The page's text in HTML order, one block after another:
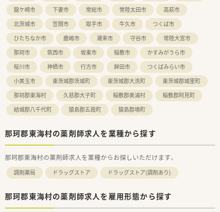
龍ケ崎市
下妻市 常総市 常陸太田市
高萩市
北茨城市
笠間市 取手市 牛久市
つくば市
ひたちなか市
鹿嶋市 潮来市 守谷市
常陸大宮市
那珂市
筑西市 坂東市 稲敷市
かすみがうら市
桜川市
神栖市 行方市 鉾田市
つくばみらい市
小美玉市
東茨城郡茨城町 東茨城郡大洗町
東茨城郡城里町
那珂郡東海村
久慈郡大子町 稲敷郡美浦村
稲敷郡阿見町
結城郡八千代町
猿島郡五霞町 猿島郡境町
那珂郡東海村の薬剤師求人を業種から探す
那珂郡東海村の薬剤師求人を業種からお探しいただけます。
調剤薬局 ドラッグストア ドラッグストア(調剤あり)
那珂郡東海村の薬剤師求人を雇用形態から探す